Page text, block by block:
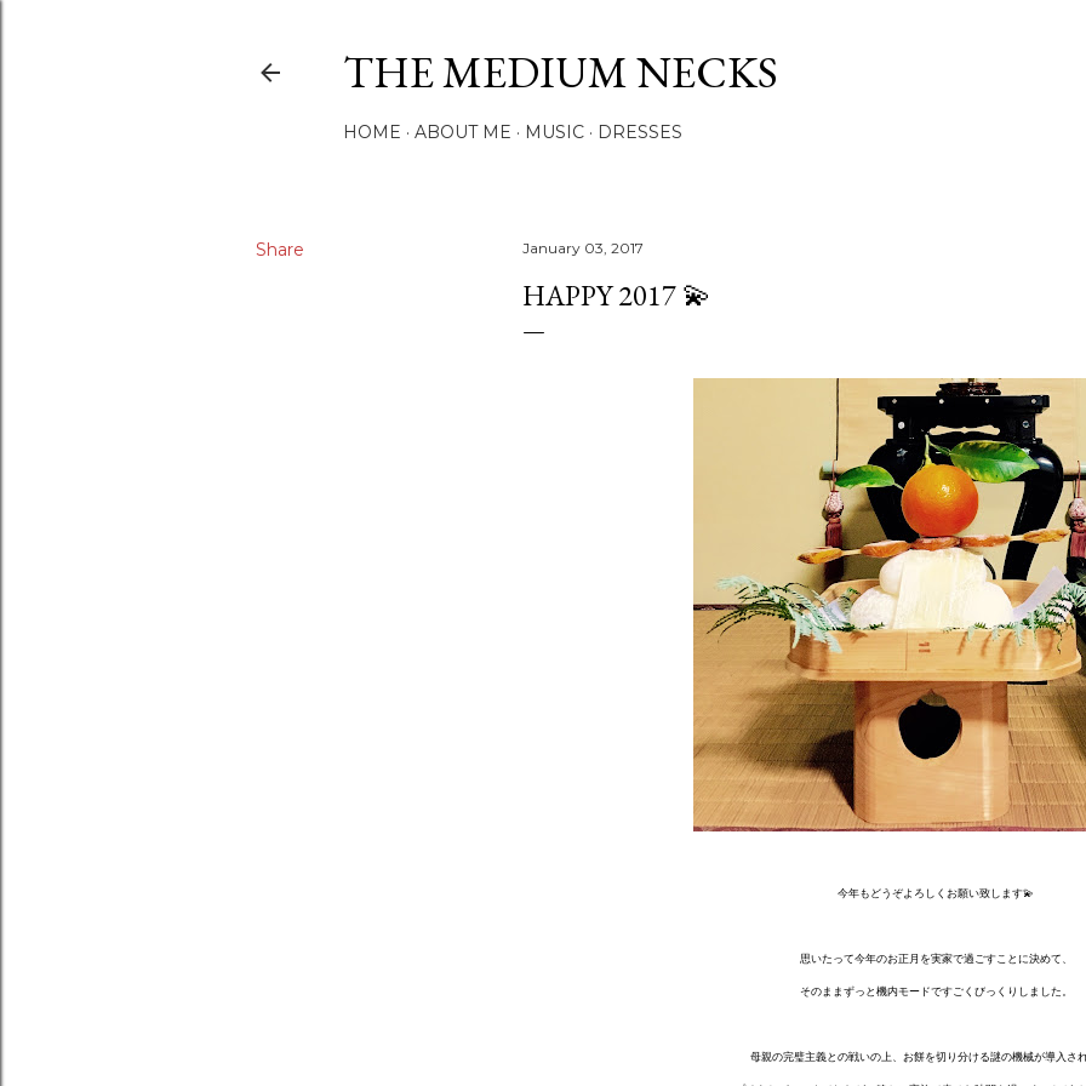
THE MEDIUM NECKS
HOME ABOUT ME MUSIC DRESSES
Share January 03, 2017
HAPPY 2017 💫
今年もどうぞよろしくお願い致します💫
思いたって今年のお正月を実家で過ごすことに決めて、
そのままずっと機内モードですごくびっくりしました。
母親の完璧主義との戦いの上、お餅を切り分ける謎の機械が導入さ